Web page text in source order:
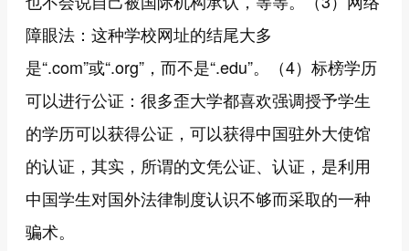
障眼法：这种学校网址的结尾大多
是“.com”或“.org”，而不是“.edu”。（4）标榜学历
可以进行公证：很多歪大学都喜欢强调授予学生
的学历可以获得公证，可以获得中国驻外大使馆
的认证，其实，所谓的文凭公证、认证，是利用
中国学生对国外法律制度认识不够而采取的一种
骗术。